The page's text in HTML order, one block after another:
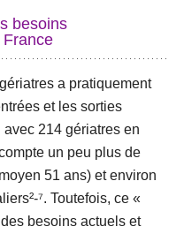
besoins
a pratiquement
et les sorties
avec 214 gériatres en
un peu plus de
51 ans) et environ
⁷. Toutefois, ce «
besoins actuels et